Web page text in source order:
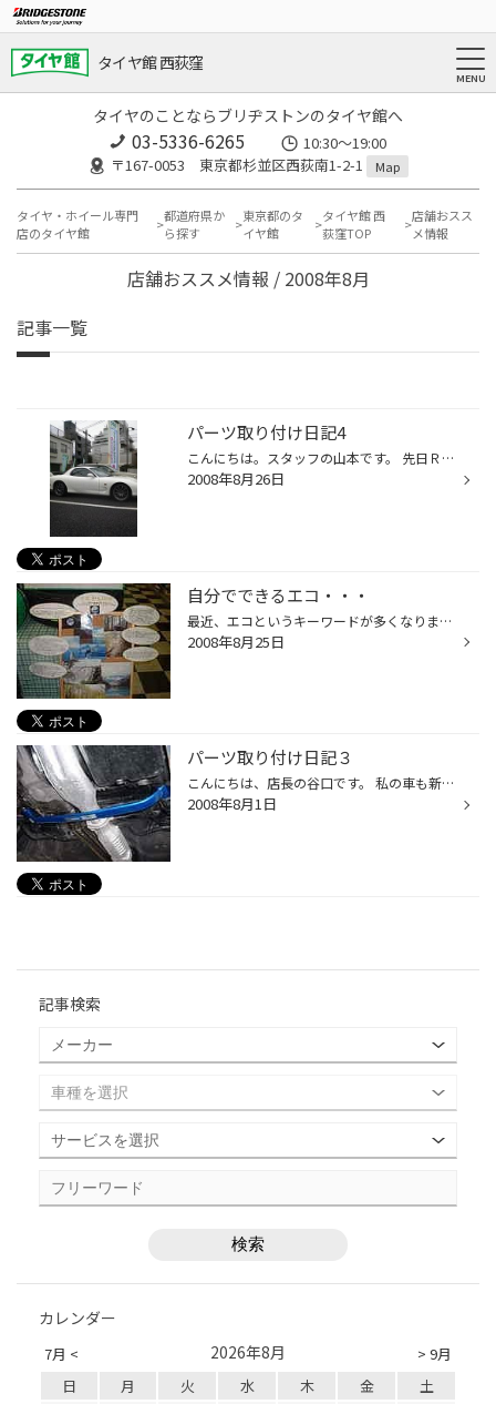
タイヤ館 西荻窪
タイヤのことならブリヂストンのタイヤ館へ
03-5336-6265
10:30～19:00
〒167-0053 東京都杉並区西荻南1-2-1
Map
タイヤ・ホイール専門
店のタイヤ館
都道府県か
ら探す
東京都のタ
イヤ館
タイヤ館 西
荻窪TOP
店舗おスス
メ情報
店舗おススメ情報 / 2008年8月
記事一覧
パーツ取り付け日記4
こんにちは。スタッフの山本です。 先日ＲＸ－７（ＦＤ）のお客様にプロドライブＧＣ-０１０Ｇ（ﾌﾞﾘﾃｨｯｼｭﾌﾞﾗｯｸ）18ｲﾝﾁをお取り 付けさせて頂きました。ホワイトボディにブリティッシュブラックをチョイス！かなり渋いです！ かっこよすぎる・・・・
2008年8月26日
自分でできるエコ・・・
最近、エコというキーワードが多くなりましたね。 ブリジストンも環境を考慮した、エコタイヤなるものも登場させ、地球環境問題に真っ向から取り組んでいます。もちろん他のタイヤメーカーも取り組んでおりますが・・・ 私も、スーパーで買い物をする時は、今では必ずエコバックを持参しております...
2008年8月25日
パーツ取り付け日記３
こんにちは、店長の谷口です。 私の車も新車で購入してから早、２０年！！今年の４月でめでたく正車式？を迎え、１０回目の車検をクリアいたしました！！（＾。＾） 今回は、足廻りのブッシュ類を新品に交換したので、ついでにクスコのロアアームバーを取り付けてみました。昔は、スタビライザーな...
2008年8月1日
記事検索
カレンダー
7月 < > 9月
2026年8月
日 月 火 水 木 金
土